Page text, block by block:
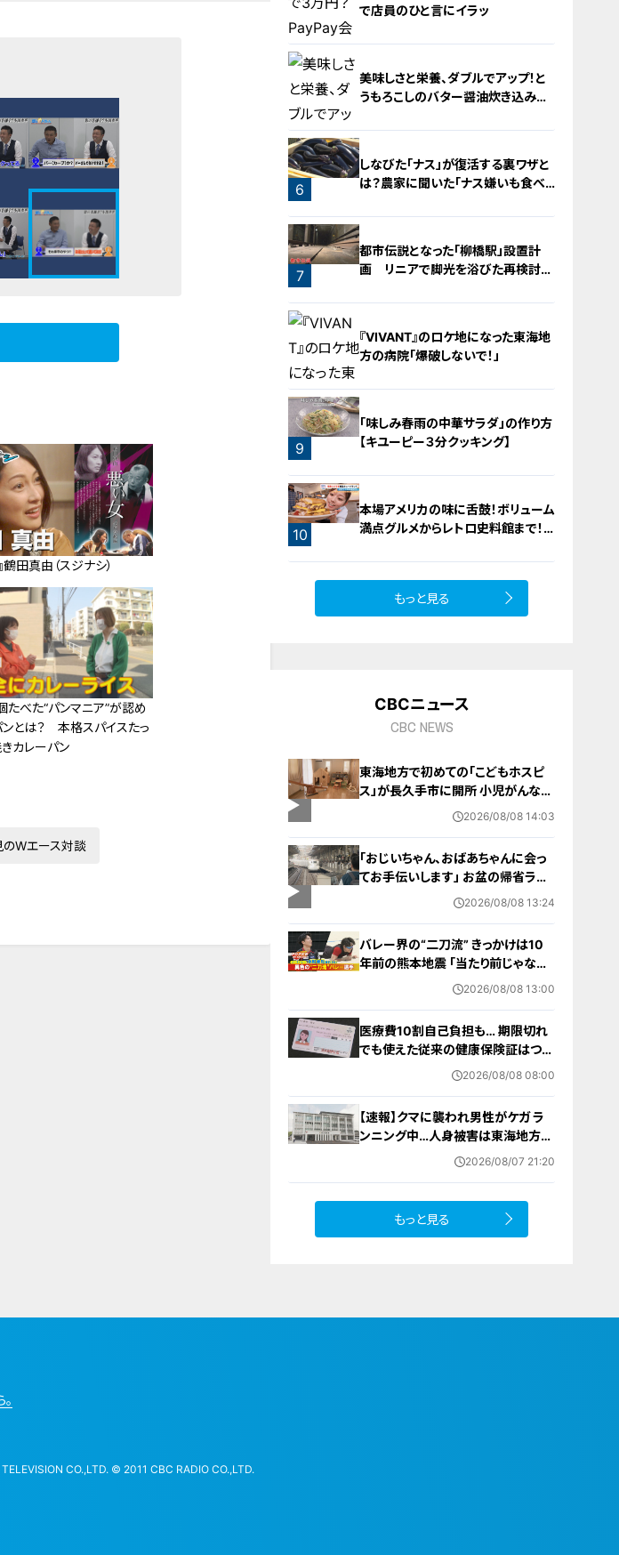
鶴田真由（スジナシ）
たべた“パンマニア”が認め
とは？ 本格スパイスたっ
カレーパン
Wエース対談
4
で店員のひと言にイラッ
5
美味しさと栄養、ダブルでアップ！と
うもろこしのバター醤油炊き込みご
6
しなびた「ナス」が復活する裏ワザと
は？農家に聞いた「ナス嫌いも食べ
7
都市伝説となった「柳橋駅」設置計
画 リニアで脚光を浴びた再検討の
8
『VIVANT』のロケ地になった東海地
方の病院「爆破しないで！」
9
「味しみ春雨の中華サラダ」の作り方
【キユーピー３分クッキング】
10
本場アメリカの味に舌鼓！ボリューム
満点グルメからレトロ史料館まで！
もっと見る
CBCニュース
CBC NEWS
東海地方で初めての「こどもホスピ
ス」が長久手市に開所 小児がんなど
重い病気の子どもと家族を支える施
2026/08/08 14:03
「おじいちゃん、おばあちゃんに会っ
てお手伝いします」 お盆の帰省ラッ
シュが本格化 東海道新幹線下りがピ
2026/08/08 13:24
バレー界の“二刀流” きっかけは10
年前の熊本地震 ｢当たり前じゃなか
った｣ オフシーズンゼロの過酷スケ
2026/08/08 13:00
医療費10割自己負担も… 期限切れ
でも使えた従来の健康保険証はつい
に終了 8月以降起こりうるマイナ保
2026/08/08 08:00
【速報】クマに襲われ男性がケガ ラ
ンニング中…人身被害は東海地方で
今シーズン初めて 岐阜県高山市
2026/08/07 21:20
もっと見る
CO.,LTD. © 2011 CBC RADIO CO.,LTD.